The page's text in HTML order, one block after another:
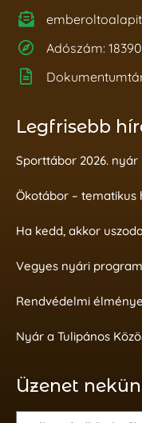
Adószám:
Legfrisebb
Sporttábor 2026. nyár
Ökotábor – tematikus
Ha kedd, akkor
Vegyes nyári
Rendvédelmi
Nyár a Tulipános
Üzenet